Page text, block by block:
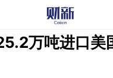
万吨进口美